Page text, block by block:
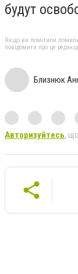
будут
Якщо ви помітили
повідомити про це
Близнюк
Авторизуйтесь,